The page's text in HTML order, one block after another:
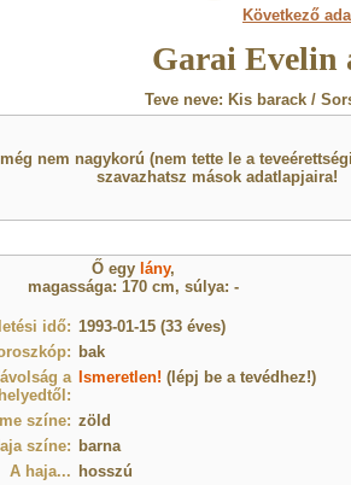
Következő
Garai Evelin
Teve neve: Kis barack /
nem nagykorú (nem tette le a
szavazhatsz mások adatlapjaira!
Ő egy lány,
magassága: 170 cm, súlya: -
idő: 1993-01-15 (33 éves)
bak
a
Ismeretlen! (lépj be a tevédhez!)
színe: zöld
színe: barna
A haja... hosszú